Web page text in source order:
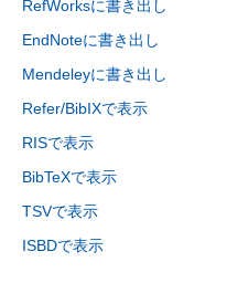
RefWorksに書き出し
EndNoteに書き出し
Mendeleyに書き出し
Refer/BibIXで表示
RISで表示
BibTeXで表示
TSVで表示
ISBDで表示